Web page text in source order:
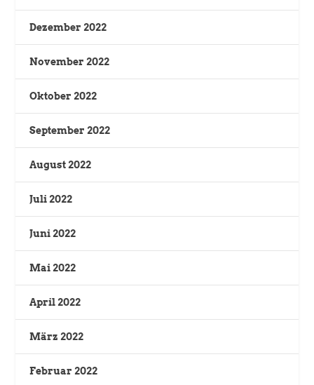
Dezember 2022
November 2022
Oktober 2022
September 2022
August 2022
Juli 2022
Juni 2022
Mai 2022
April 2022
März 2022
Februar 2022